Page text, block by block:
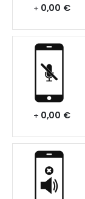
+ 0,00 €
+ 0,00 €